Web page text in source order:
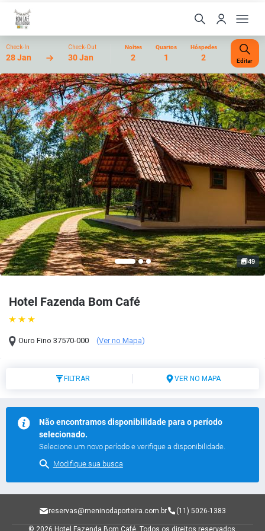
Check-In
28 Jan
Check-Out
30 Jan
Noites
2
Quartos
1
Hóspedes
2 Editar
Hotel Fazenda Bom Café
Ouro Fino 37570-000 (Ver no Mapa)
49
FILTRAR VER NO MAPA
Não encontramos disponibilidade para o período
selecionado.
Selecione um novo período e verifique a disponibilidade.
Modifique sua busca
reservas@meninodaporteira.com.br (11) 5026-1383
© 2026 Hotel Fazenda Bom Café. Todos os direitos reservados.